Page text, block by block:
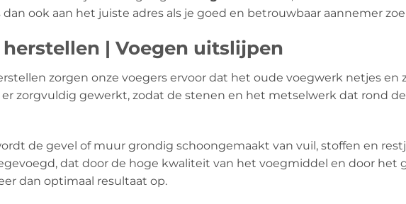
dan ook aan het juiste adres als je goed en betrouwbaar aannemer
herstellen | Voegen uitslijpen
zorgen onze voegers ervoor dat het oude voegwerk netjes
zorgvuldig gewerkt, zodat de stenen en het metselwerk dat rond
de gevel of muur grondig schoongemaakt van vuil, stoffen en
dat door de hoge kwaliteit van het voegmiddel en door het
dan optimaal resultaat op.